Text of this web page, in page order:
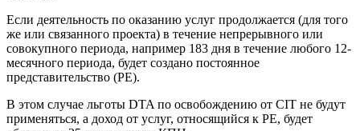
Если деятельность по оказанию услуг продолжается (для того
же или связанного проекта) в течение непрерывного или
совокупного периода, например 183 дня в течение любого 12-
месячного периода, будет создано постоянное
представительство (PE).
В этом случае льготы DTA по освобождению от CIT не будут
применяться, а доход от услуг, относящийся к PE, будет